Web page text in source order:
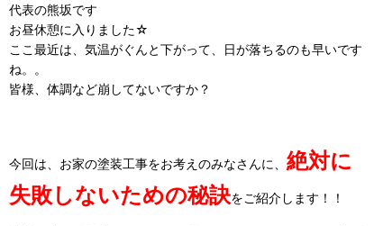
代表の熊坂です
お昼休憩に入りました☆
ここ最近は、気温がぐんと下がって、日が落ちるのも早いです
ね。。
皆様、体調など崩してないですか？
今回は、お家の塗装工事をお考えのみなさんに、 絶対に
失敗しないための秘訣をご紹介します！！